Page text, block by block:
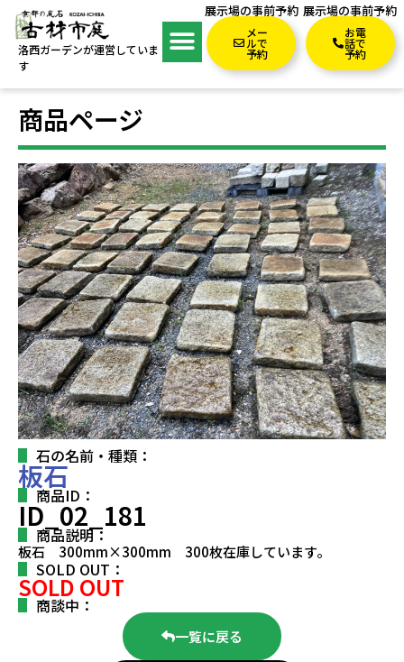
洛西ガーデンが運営していま
す
展示場の事前予約
メー
ルで
予約
展示場の事前予約
お電
話で
予約
商品ページ
石の名前・種類：
板石
商品ID：
ID_02_181
商品説明：
板石 300mm×300mm 300枚在庫しています。
SOLD OUT：
SOLD OUT
商談中：
一覧に戻る